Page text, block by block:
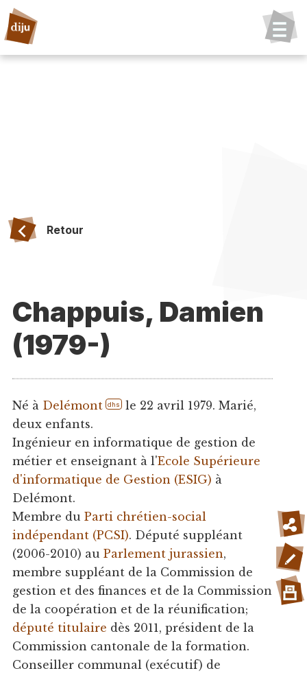
Retour
Chappuis, Damien
(1979-)
Né à Delémont dhs le 22 avril 1979. Marié,
deux enfants.
Ingénieur en informatique de gestion de
métier et enseignant à l'Ecole Supérieure
d'informatique de Gestion (ESIG) à
Delémont.
Membre du Parti chrétien-social
indépendant (PCSI). Député suppléant
(2006-2010) au Parlement jurassien,
membre suppléant de la Commission de
gestion et des finances et de la Commission
de la coopération et de la réunification;
député titulaire dès 2011, président de la
Commission cantonale de la formation.
Conseiller communal (exécutif) de